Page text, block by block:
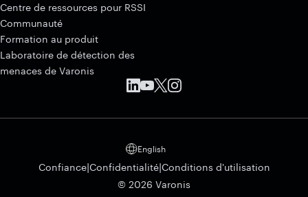
Centre de ressources pour RSSI
Communauté
Formation au produit
Laboratoire de détection des
menaces de Varonis
English
Confiance|Confidentialité|Conditions d'utilisation
© 2026 Varonis